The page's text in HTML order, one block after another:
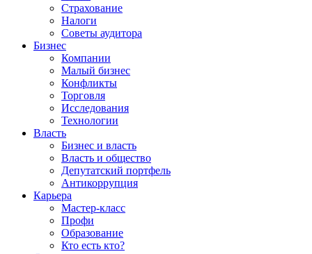
Страхование
Налоги
Советы аудитора
Бизнес
Компании
Малый бизнес
Конфликты
Торговля
Исследования
Технологии
Власть
Бизнес и власть
Власть и общество
Депутатский портфель
Антикоррупция
Карьера
Мастер-класс
Профи
Образование
Кто есть кто?